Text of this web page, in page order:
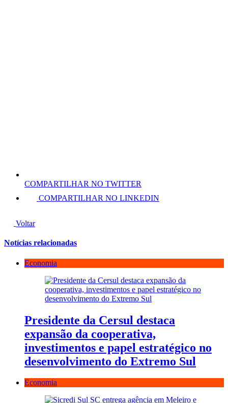
COMPARTILHAR NO TWITTER
COMPARTILHAR NO LINKEDIN
Voltar
Notícias relacionadas
Economia
Presidente da Cersul destaca
expansão da cooperativa,
investimentos e papel estratégico no
desenvolvimento do Extremo Sul
Economia